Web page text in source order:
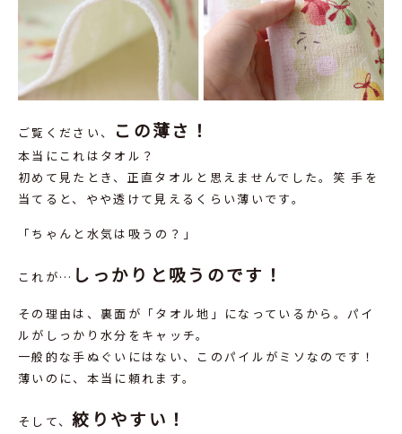
ご覧ください、 この薄さ！
本当にこれはタオル？
初めて見たとき、正直タオルと思えませんでした。笑 手を
当てると、やや透けて見えるくらい薄いです。
「ちゃんと水気は吸うの？」
これが… しっかりと吸うのです！
その理由は、裏面が「タオル地」になっているから。パイ
ルがしっかり水分をキャッチ。
一般的な手ぬぐいにはない、このパイルがミソなのです！
薄いのに、本当に頼れます。
そして、絞りやすい！